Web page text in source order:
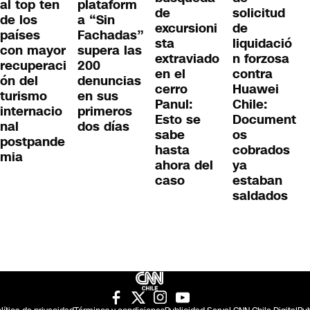
al top ten
de los
países
con mayor
recuperaci
ón del
turismo
internacio
nal
postpande
mia
plataform
a “Sin
Fachadas”
supera las
200
denuncias
en sus
primeros
dos días
de
excursioni
sta
extraviado
en el
cerro
Panul:
Esto se
sabe
hasta
ahora del
caso
solicitud
de
liquidació
n forzosa
contra
Huawei
Chile:
Document
os
cobrados
ya
estaban
saldados